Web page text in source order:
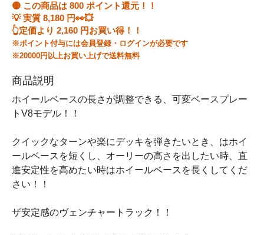
🟡 この商品は 800 ポイント還元！！
💡 実質 8,180 円👀💥
👆定価より 2,160 円お買い得！！
※ポイント付与には会員登録・ログインが必要です
※20000円以上お買い上げで送料無料
商品説明
ホイールベースの長さが調整できる、可変ベースプレー
トV8モデル！！
クイックなターンや楽にデッキを弾きたいとき、はホイ
ールベースを短くし、オーリーの高さを出したい時、直
進安定性を高めたい時はホイールベースを長くしてくだ
さい！！
ザ安定感のヴェンチャートラック！！